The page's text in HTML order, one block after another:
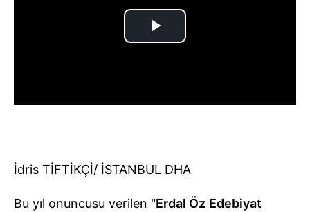
İdris TİFTİKÇİ/ İSTANBUL DHA
Bu yıl onuncusu verilen "Erdal Öz Edebiyat